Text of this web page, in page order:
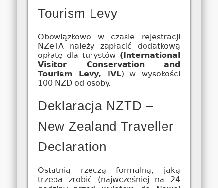
Tourism Levy
Obowiązkowo w czasie rejestracji
NZeTA należy zapłacić dodatkową
opłatę dla turystów (International
Visitor Conservation and
Tourism Levy, IVL) w wysokości
100 NZD od osoby.
Deklaracja NZTD –
New Zealand Traveller
Declaration
Ostatnią rzeczą formalną, jaką
trzeba zrobić (najwcześniej na 24